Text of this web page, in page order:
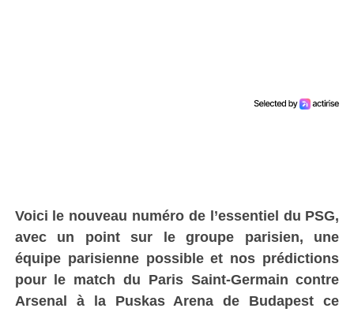
Voici le nouveau numéro de l’essentiel du PSG,
avec un point sur le groupe parisien, une
équipe parisienne possible et nos prédictions
pour le match du Paris Saint-Germain contre
Arsenal
à la Puskas Arena de Budapest ce